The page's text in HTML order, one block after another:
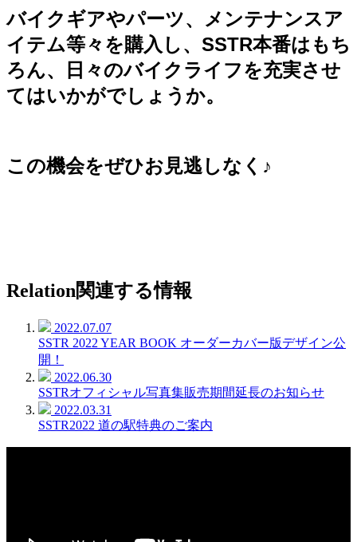
バイクギアやパーツ、メンテナンスア
イテム等々を購入し、 SSTR本番はもち
ろん、日々のバイクライフを充実させ
てはいかがでしょうか。
この機会をぜひお見逃しなく♪
Relation関連する情報
2022.07.07
SSTR 2022 YEAR BOOK オーダーカバー版デザイン公
開！
2022.06.30
SSTRオフィシャル写真集販売期間延長のお知らせ
2022.03.31
SSTR2022 道の駅特典のご案内